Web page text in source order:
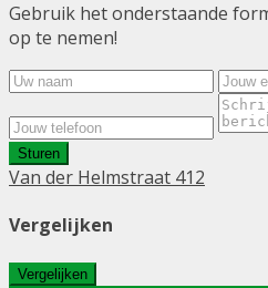
Gebruik het onderstaande
op te nemen!
Sturen
Van der Helmstraat 412
Vergelijken
Vergelijken